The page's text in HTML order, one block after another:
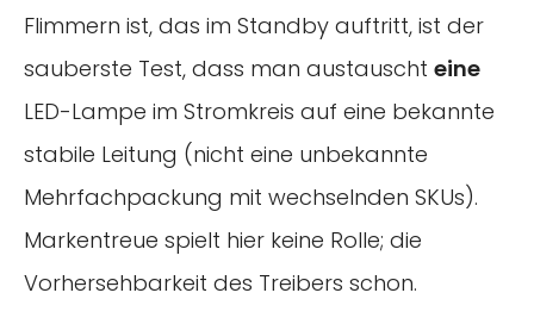
Flimmern ist, das im Standby auftritt, ist der
sauberste Test, dass man austauscht eine
LED-Lampe im Stromkreis auf eine bekannte
stabile Leitung (nicht eine unbekannte
Mehrfachpackung mit wechselnden SKUs).
Markentreue spielt hier keine Rolle; die
Vorhersehbarkeit des Treibers schon.